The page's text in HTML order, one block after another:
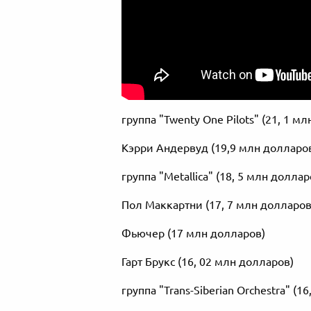
группа "Twenty One Pilots" (21, 1
Кэрри Андервуд (19,9 млн
группа "Metallica" (18, 5 млн
Пол Маккартни (17, 7 млн
Фьючер (17 млн долларов)
Гарт Брукс (16, 02 млн долларов)
группа "Trans-Siberian Orchestra"